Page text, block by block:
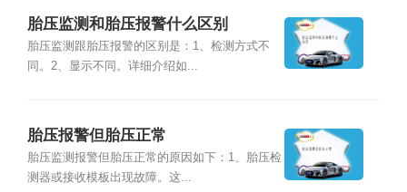
胎压监测和胎压报警什么区别
胎压监测跟胎压报警的区别是：1、检测方式不
同。2、显示不同。详细介绍如...
胎压报警但胎压正常
胎压监测报警但胎压正常的原因如下：1、胎压检
测器或接收模板出现故障。这...